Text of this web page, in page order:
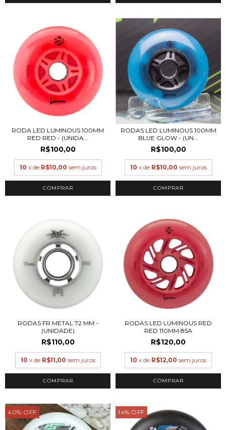
RODA LED LUMINOUS 100MM
RED RED - (UNIDA...
R$100,00
10 x de R$10,00 sem juros
RODAS LED LUMINOUS 100MM
BLUE GLOW - (UN...
R$100,00
10 x de R$10,00 sem juros
COMPRAR
RODAS FR METAL 72 MM -
(UNIDADE)
R$110,00
10 x de R$11,00 sem juros
COMPRAR
RODAS LED LUMINOUS RED
RED 110MM 85A
R$120,00
10 x de R$12,00 sem juros
40% OFF 14% OFF